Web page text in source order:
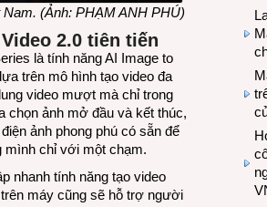
(Ảnh: PHẠM ANH PHÚ)
2.0 tiên tiến
là tính năng AI Image to
trên mô hình tạo video đa
video mượt mà chỉ trong
chọn ảnh mở đầu và kết thúc,
ảnh phong phú có sẵn để
mình chỉ với một chạm.
nhanh tính năng tạo video
máy cũng sẽ hỗ trợ người